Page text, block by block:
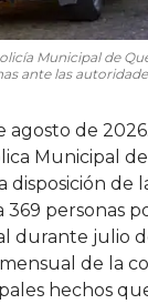
Municipal de
ante las
agosto de
Municipal
disposición de
369 personas
durante julio
de la
hechos